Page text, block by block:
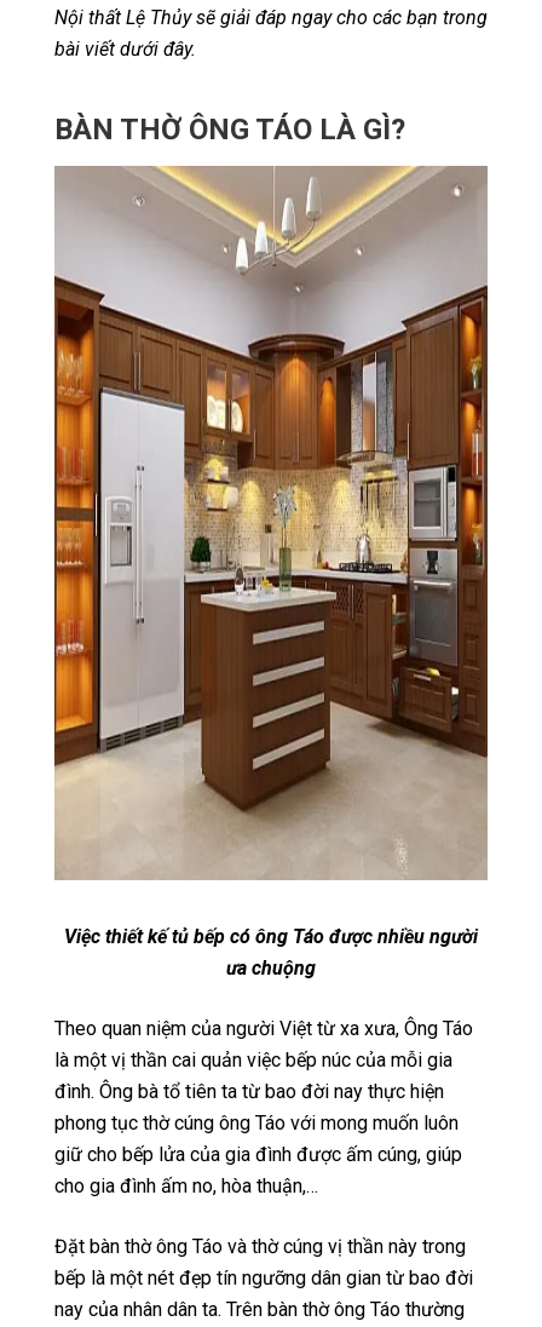
Nội thất Lệ Thủy sẽ giải đáp ngay cho các bạn trong
bài viết dưới đây.
BÀN THỜ ÔNG TÁO LÀ GÌ?
Việc thiết kế tủ bếp có ông Táo được nhiều người
ưa chuộng
Theo quan niệm của người Việt từ xa xưa, Ông Táo
là một vị thần cai quản việc bếp núc của mỗi gia
đình. Ông bà tổ tiên ta từ bao đời nay thực hiện
phong tục thờ cúng ông Táo với mong muốn luôn
giữ cho bếp lửa của gia đình được ấm cúng, giúp
cho gia đình ấm no, hòa thuận,…
Đặt bàn thờ ông Táo và thờ cúng vị thần này trong
bếp là một nét đẹp tín ngưỡng dân gian từ bao đời
nay của nhân dân ta. Trên bàn thờ ông Táo thường